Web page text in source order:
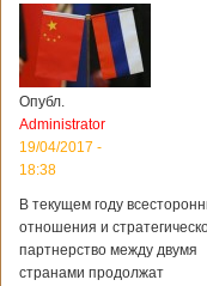
Опубл.
Administrator
19/04/2017 -
18:38
В текущем году
отношения и
партнерство между двумя
странами продолжат